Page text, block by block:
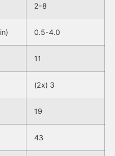
2-8
0.5-4.0
11
(2x) 3
19
43